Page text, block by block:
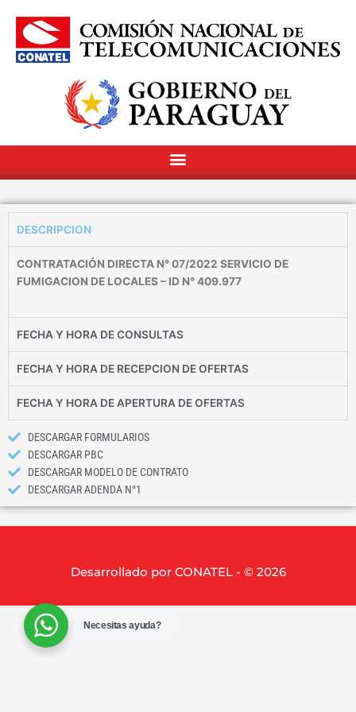
DESCRIPCION
CONTRATACIÓN DIRECTA N° 07/2022 SERVICIO DE
FUMIGACION DE LOCALES – ID N° 409.977
FECHA Y HORA DE CONSULTAS
FECHA Y HORA DE RECEPCION DE OFERTAS
FECHA Y HORA DE APERTURA DE OFERTAS
DESCARGAR FORMULARIOS
DESCARGAR PBC
DESCARGAR MODELO DE CONTRATO
DESCARGAR ADENDA N°1
Desarrollado por CONATEL - © 2026
Necesitas ayuda?